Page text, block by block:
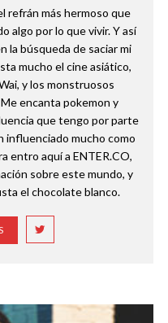
refrán más hermoso que
algo por lo que vivir. Y así
la búsqueda de saciar mi
mucho el cine asiático,
y los monstruosos
encanta pokemon y
que tengo por parte
influenciado mucho como
entro aquí a ENTER.CO,
sobre este mundo, y
el chocolate blanco.